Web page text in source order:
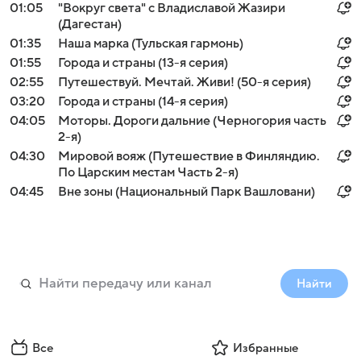
01:05
"Вокруг света" с Владиславой Жазири
(Дагестан)
01:35
Наша марка (Тульская гармонь)
01:55
Города и страны (13-я серия)
02:55
Путешествуй. Мечтай. Живи! (50-я серия)
03:20
Города и страны (14-я серия)
04:05
Моторы. Дороги дальние (Черногория часть
2-я)
04:30
Мировой вояж (Путешествие в Финляндию.
По Царским местам Часть 2-я)
04:45
Вне зоны (Национальный Парк Вашловани)
Найти
Все Избранные